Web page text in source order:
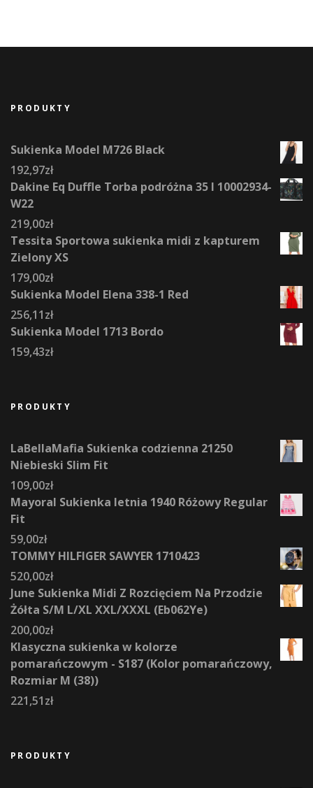
PRODUKTY
Sukienka Model M726 Black
192,97zł
Dakine Eq Duffle Torba podróżna 35 l 10002934-
W22
219,00zł
Tessita Sportowa sukienka midi z kapturem
Zielony XS
179,00zł
Sukienka Model Elena 338-1 Red
256,11zł
Sukienka Model 1713 Bordo
159,43zł
PRODUKTY
LaBellaMafia Sukienka codzienna 21250
Niebieski Slim Fit
109,00zł
Mayoral Sukienka letnia 1940 Różowy Regular
Fit
59,00zł
TOMMY HILFIGER SAWYER 1710423
520,00zł
June Sukienka Midi Z Rozcięciem Na Przodzie
Żółta S/M L/XL XXL/XXXL (Eb062Ye)
200,00zł
Klasyczna sukienka w kolorze
pomarańczowym - S187 (Kolor pomarańczowy,
Rozmiar M (38))
221,51zł
PRODUKTY